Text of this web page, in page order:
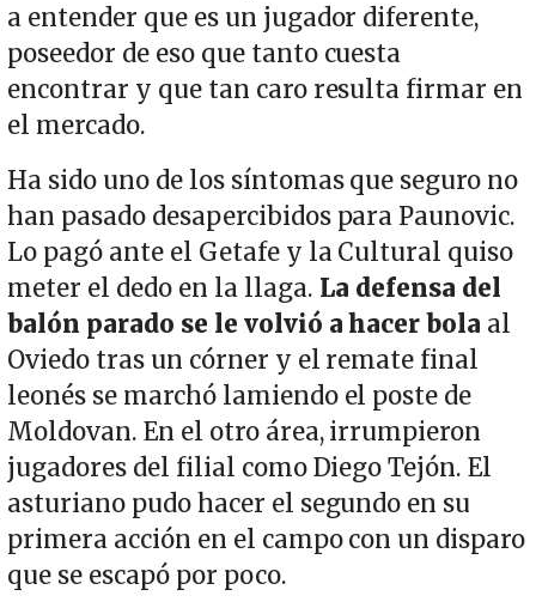
a entender que es un jugador diferente,
poseedor de eso que tanto cuesta
encontrar y que tan caro resulta firmar en
el mercado.
Ha sido uno de los síntomas que seguro no
han pasado desapercibidos para Paunovic.
Lo pagó ante el Getafe y la Cultural quiso
meter el dedo en la llaga. La defensa del
balón parado se le volvió a hacer bola al
Oviedo tras un córner y el remate final
leonés se marchó lamiendo el poste de
Moldovan. En el otro área, irrumpieron
jugadores del filial como Diego Tejón. El
asturiano pudo hacer el segundo en su
primera acción en el campo con un disparo
que se escapó por poco.